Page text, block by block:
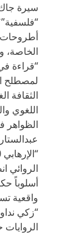
سيرة
الخاصة،
“قراءة
لمصطلح
الثقافة
اللغوي
الظواهر
الروائي
أسلوباً
واقعية
“زكي